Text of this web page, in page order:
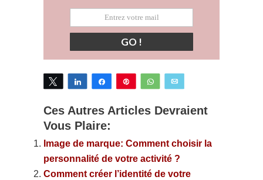
GO !
Tweetez Partagez Partagez Épingle WhatsApp
Ces Autres Articles Devraient
Vous Plaire:
Image de marque: Comment choisir la
personnalité de votre activité ?
Comment créer l’identité de votre